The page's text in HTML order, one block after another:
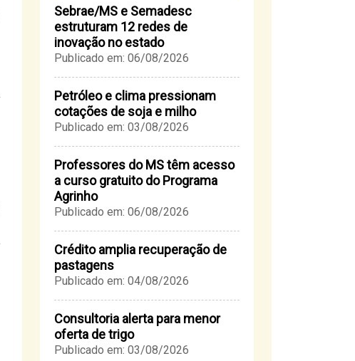
Sebrae/MS e Semadesc
estruturam 12 redes de
inovação no estado
Publicado em: 06/08/2026
Petróleo e clima pressionam
cotações de soja e milho
Publicado em: 03/08/2026
Professores do MS têm acesso
a curso gratuito do Programa
Agrinho
Publicado em: 06/08/2026
Crédito amplia recuperação de
pastagens
Publicado em: 04/08/2026
Consultoria alerta para menor
oferta de trigo
Publicado em: 03/08/2026